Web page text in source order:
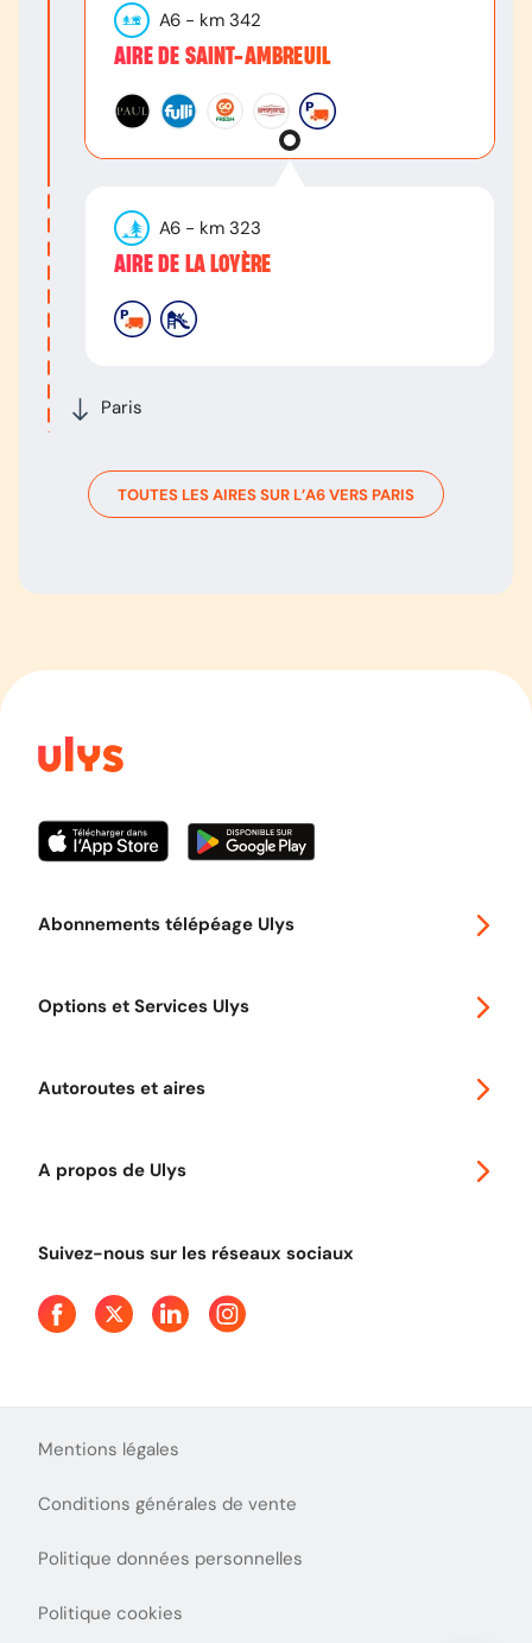
Paris
A6 - km 342
AIRE DE SAINT-AMBREUIL
A6 - km 323
AIRE DE LA LOYÈRE
TOUTES LES AIRES SUR L’A6VERS PARIS
Abonnements télépéage Ulys
Options et Services Ulys
Autoroutes et aires
A propos de Ulys
Presse
Suivez-nous sur les réseaux sociaux
Mentions légales
Conditions générales de vente
Politique données personnelles
Politique cookies